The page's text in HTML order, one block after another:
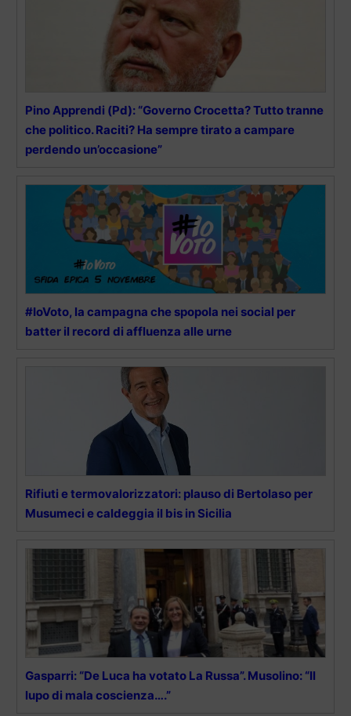
Pino Apprendi (Pd): “Governo Crocetta? Tutto tranne
che politico. Raciti? Ha sempre tirato a campare
perdendo un’occasione”
#IoVoto, la campagna che spopola nei social per
batter il record di affluenza alle urne
Rifiuti e termovalorizzatori: plauso di Bertolaso per
Musumeci e caldeggia il bis in Sicilia
Gasparri: “De Luca ha votato La Russa”. Musolino: “Il
lupo di mala coscienza….”